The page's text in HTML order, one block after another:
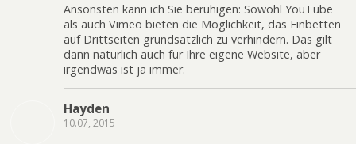
Ansonsten kann ich Sie beruhigen: Sowohl YouTube
als auch Vimeo bieten die Möglichkeit, das Einbetten
auf Drittseiten grundsätzlich zu verhindern. Das gilt
dann natürlich auch für Ihre eigene Website, aber
irgendwas ist ja immer.
Hayden
10.07, 2015